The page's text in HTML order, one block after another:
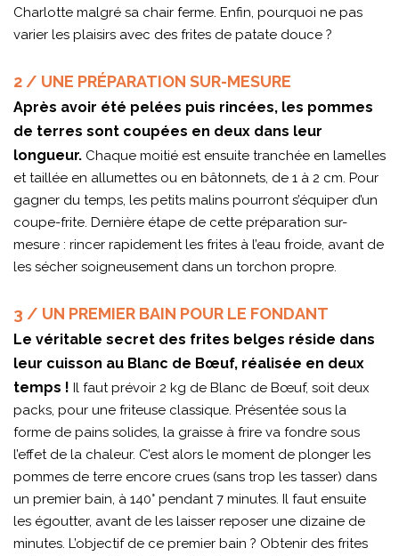
Charlotte malgré sa chair ferme. Enfin, pourquoi ne pas
varier les plaisirs avec des frites de patate douce ?
2 / UNE PRÉPARATION SUR-MESURE
Après avoir été pelées puis rincées, les pommes
de terres sont coupées en deux dans leur
longueur. Chaque moitié est ensuite tranchée en lamelles
et taillée en allumettes ou en bâtonnets, de 1 à 2 cm. Pour
gagner du temps, les petits malins pourront s’équiper d’un
coupe-frite. Dernière étape de cette préparation sur-
mesure : rincer rapidement les frites à l’eau froide, avant de
les sécher soigneusement dans un torchon propre.
3 / UN PREMIER BAIN POUR LE FONDANT
Le véritable secret des frites belges réside dans
leur cuisson au Blanc de Bœuf, réalisée en deux
temps ! Il faut prévoir 2 kg de Blanc de Bœuf, soit deux
packs, pour une friteuse classique. Présentée sous la
forme de pains solides, la graisse à frire va fondre sous
l’effet de la chaleur. C’est alors le moment de plonger les
pommes de terre encore crues (sans trop les tasser) dans
un premier bain, à 140° pendant 7 minutes. Il faut ensuite
les égoutter, avant de les laisser reposer une dizaine de
minutes. L’objectif de ce premier bain ? Obtenir des frites